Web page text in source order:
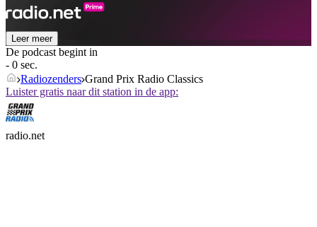
Leer meer
De podcast begint in
- 0 sec.
Radiozenders Grand Prix Radio Classics
Luister gratis naar dit station in de app:
radio.net